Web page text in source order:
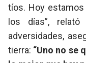
tíos. Hoy
los días”,
adversidades,
tierra: “Uno no se